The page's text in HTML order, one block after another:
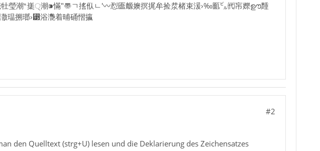
瑩潮‶㠍੍潮⁍慲″〠ㄱ㨱㐺ㄴ′〰㤠匲䴨㜩㨠捤牟捡汬楮束湲›‰㔳㌱㈹㠵㜰ഊ䵯
搠瑯›⁳浴灧着晡硧慴攍
#2
den Quelltext (strg+U) lesen und die Deklarierung des Zeichensatzes